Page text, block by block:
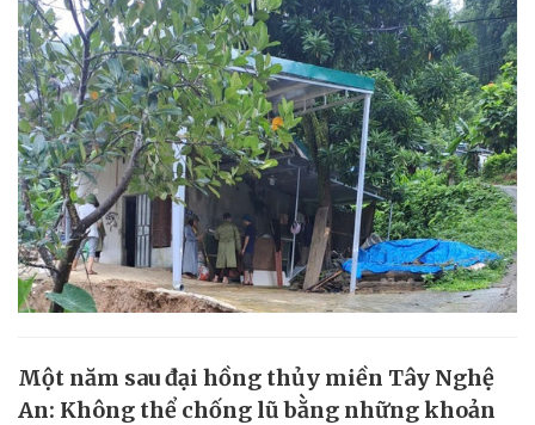
Một năm sau đại hồng thủy miền Tây Nghệ
An: Không thể chống lũ bằng những khoản